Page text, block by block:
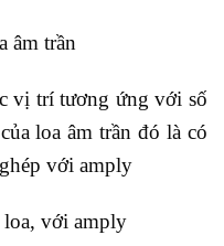
âm trần
vị trí tương ứng với số
loa âm trần đó là có
với amply
với amply